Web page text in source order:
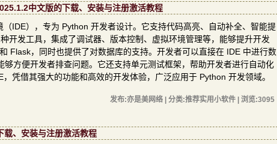
中文版的下载、安装与注册激活教程
IDE），专为 Python 开发者设计。它支持代码高亮、自动补全、智能提
开发工具，集成了调试器、版本控制、虚拟环境管理等，能够提升开发
Flask，同时也提供了对数据库的支持。开发者可以直接在 IDE 中进行数
方便开发者排查问题。它还支持单元测试框架，帮助开发者进行自动化
凭借其强大的功能和高效的开发体验，广泛应用于 Python 开发领域。
发布:亦是美网络 | 分类:推荐实用小软件 | 浏览:3095
、安装与注册激活教程